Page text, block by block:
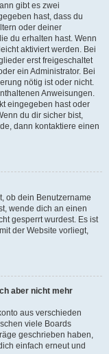
gibt es zwei
hast, dass du
oder deiner
du erhalten hast. Wenn
aktiviert werden. Bei
erst freigeschaltet
ein Administrator. Bei
nötig ist oder nicht.
Anweisungen.
eingegeben hast oder
du dir sicher bist,
dann kontaktiere einen
ob dein Benutzername
wende dich an einen
gesperrt wurdest. Es ist
der Website vorliegt,
aber nicht mehr
aus verschieden
viele Boards
geschrieben haben,
einfach erneut und